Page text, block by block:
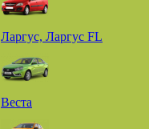
Ларгус, Ларгус FL
Веста